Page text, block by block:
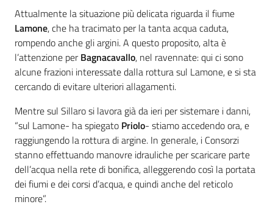
Attualmente la situazione più delicata riguarda il fiume
Lamone, che ha tracimato per la tanta acqua caduta,
rompendo anche gli argini. A questo proposito, alta è
l’attenzione perBagnacavallo, nel ravennate: qui ci sono
alcune frazioni interessate dalla rottura sul Lamone, e si sta
cercando di evitare ulteriori allagamenti.
Mentre sul Sillaro si lavora già da ieri per sistemare i danni,
“sul Lamone- ha spiegato Priolo- stiamo accedendo ora, e
raggiungendo la rottura di argine. In generale, i Consorzi
stanno effettuando manovre idrauliche per scaricare parte
dell’acqua nella rete di bonifica, alleggerendo così la portata
dei fiumi e dei corsi d’acqua, e quindi anche del reticolo
minore”.